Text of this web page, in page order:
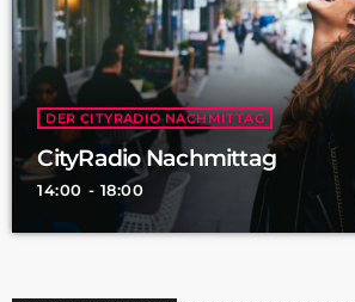
DER CITYRADIO NACHMITTAG
CityRadio Nachmittag
14:00 - 18:00